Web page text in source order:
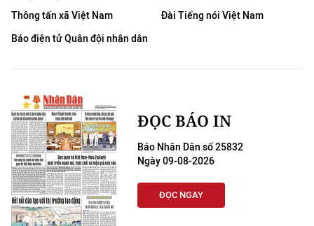
Thông tấn xã Việt Nam
Đài Tiếng nói Việt Nam
Báo điện tử Quân đội nhân dân
ĐỌC BÁO IN
Báo Nhân Dân số 25832
Ngày 09-08-2026
ĐỌC NGAY